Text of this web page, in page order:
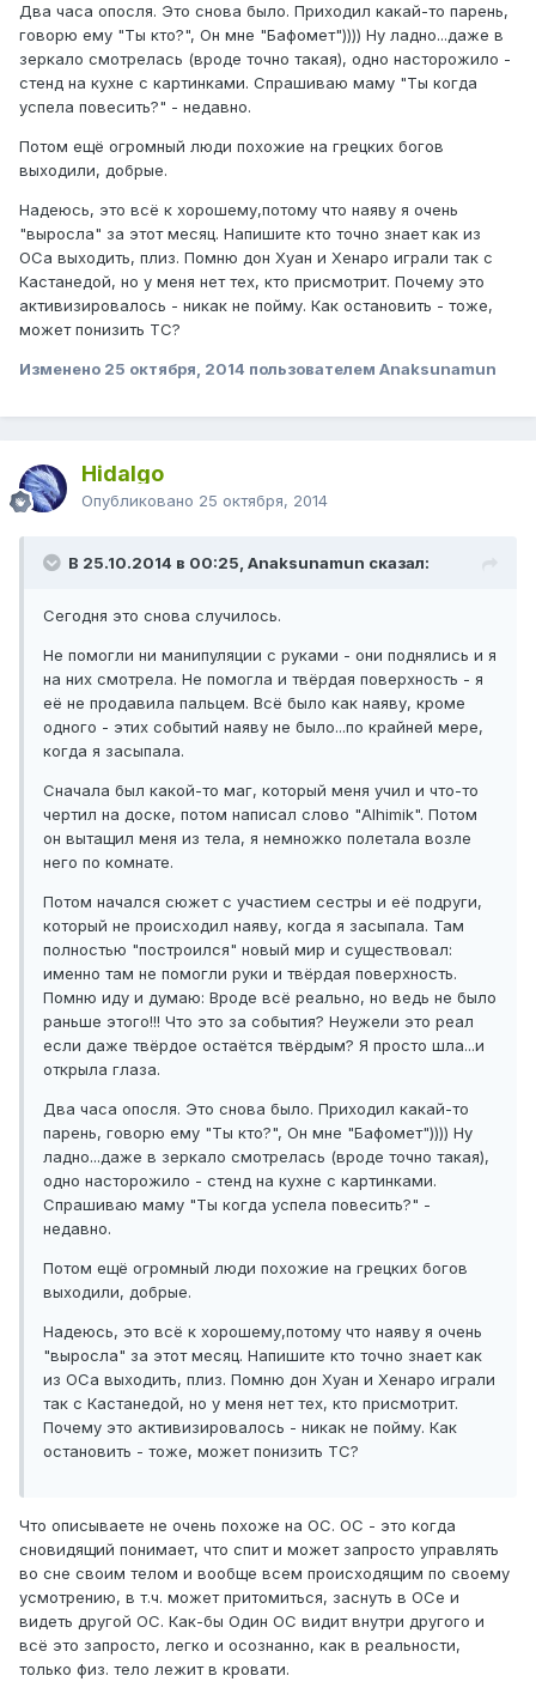
Два часа опосля. Это снова было. Приходил какай-то парень,
говорю ему "Ты кто?", Он мне "Бафомет")))) Ну ладно...даже в
зеркало смотрелась (вроде точно такая), одно насторожило -
стенд на кухне с картинками. Спрашиваю маму "Ты когда
успела повесить?" - недавно.
Потом ещё огромный люди похожие на грецких богов
выходили, добрые.
Надеюсь, это всё к хорошему,потому что наяву я очень
"выросла" за этот месяц. Напишите кто точно знает как из
ОСа выходить, плиз. Помню дон Хуан и Хенаро играли так с
Кастанедой, но у меня нет тех, кто присмотрит. Почему это
активизировалось - никак не пойму. Как остановить - тоже,
может понизить ТС?
Изменено 25 октября, 2014 пользователем Anaksunamun
Hidalgo
Опубликовано 25 октября, 2014
В 25.10.2014 в 00:25, Anaksunamun сказал:
Сегодня это снова случилось.
Не помогли ни манипуляции с руками - они поднялись и я
на них смотрела. Не помогла и твёрдая поверхность - я
её не продавила пальцем. Всё было как наяву, кроме
одного - этих событий наяву не было...по крайней мере,
когда я засыпала.
Сначала был какой-то маг, который меня учил и что-то
чертил на доске, потом написал слово "Alhimik". Потом
он вытащил меня из тела, я немножко полетала возле
него по комнате.
Потом начался сюжет с участием сестры и её подруги,
который не происходил наяву, когда я засыпала. Там
полностью "построился" новый мир и существовал:
именно там не помогли руки и твёрдая поверхность.
Помню иду и думаю: Вроде всё реально, но ведь не было
раньше этого!!! Что это за события? Неужели это реал
если даже твёрдое остаётся твёрдым? Я просто шла...и
открыла глаза.
Два часа опосля. Это снова было. Приходил какай-то
парень, говорю ему "Ты кто?", Он мне "Бафомет")))) Ну
ладно...даже в зеркало смотрелась (вроде точно такая),
одно насторожило - стенд на кухне с картинками.
Спрашиваю маму "Ты когда успела повесить?" -
недавно.
Потом ещё огромный люди похожие на грецких богов
выходили, добрые.
Надеюсь, это всё к хорошему,потому что наяву я очень
"выросла" за этот месяц. Напишите кто точно знает как
из ОСа выходить, плиз. Помню дон Хуан и Хенаро играли
так с Кастанедой, но у меня нет тех, кто присмотрит.
Почему это активизировалось - никак не пойму. Как
остановить - тоже, может понизить ТС?
Что описываете не очень похоже на ОС. ОС - это когда
сновидящий понимает, что спит и может запросто управлять
во сне своим телом и вообще всем происходящим по своему
усмотрению, в т.ч. может притомиться, заснуть в ОСе и
видеть другой ОС. Как-бы Один ОС видит внутри другого и
всё это запросто, легко и осознанно, как в реальности,
только физ. тело лежит в кровати.